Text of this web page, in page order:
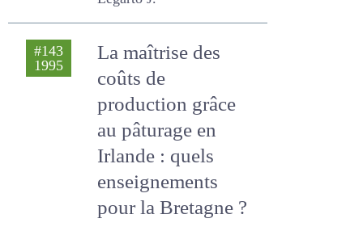
La maîtrise des
coûts de
production grâce
au pâturage en
Irlande : quels
enseignements